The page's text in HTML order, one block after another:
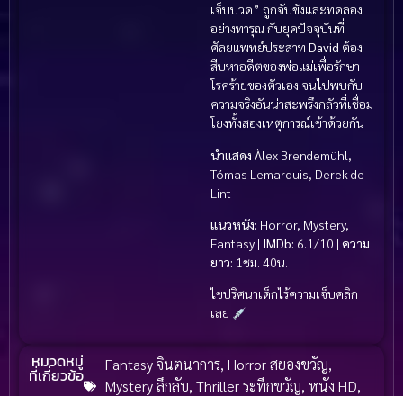
เจ็บปวด” ถูกจับขังและทดลอง
อย่างทารุณ กับยุคปัจจุบันที่
ศัลยแพทย์ประสาท David ต้อง
สืบหาอดีตของพ่อแม่เพื่อรักษา
โรคร้ายของตัวเอง จนไปพบกับ
ความจริงอันน่าสะพรึงกลัวที่เชื่อม
โยงทั้งสองเหตุการณ์เข้าด้วยกัน
นำแสดง Àlex Brendemühl,
Tómas Lemarquis, Derek de
Lint
แนวหนัง: Horror, Mystery,
Fantasy | IMDb: 6.1/10 | ความ
ยาว: 1ชม. 40น.
ไขปริศนาเด็กไร้ความเจ็บคลิก
เลย
หมวดหมู่
ที่เกี่ยวข้อ
Fantasy จินตนาการ,Horror สยองขวัญ,
Mystery ลึกลับ,Thriller ระทึกขวัญ,หนัง HD,